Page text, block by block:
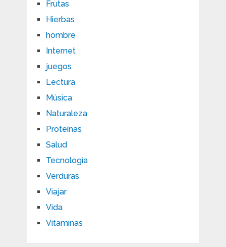
Frutas
Hierbas
hombre
Internet
juegos
Lectura
Música
Naturaleza
Proteínas
Salud
Tecnología
Verduras
Viajar
Vida
Vitaminas